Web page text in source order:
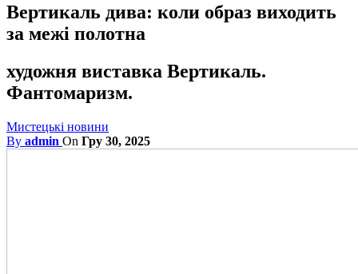
Вертикаль дива: коли образ виходить
за межі полотна
художня виставка Вертикаль.
Фантомаризм.
Мистецькі новини
By admin On Гру 30, 2025